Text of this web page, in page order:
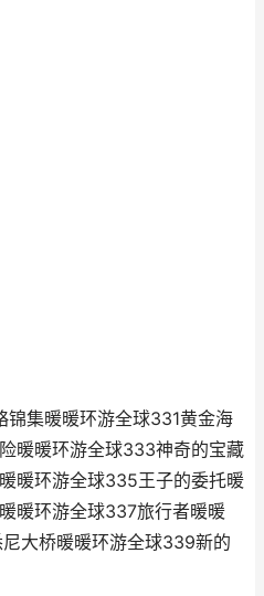
锦集暖暖环游全球331黄金海
暖暖环游全球333神奇的宝藏
暖环游全球335王子的委托暖
暖环游全球337旅行者暖暖
大桥暖暖环游全球339新的